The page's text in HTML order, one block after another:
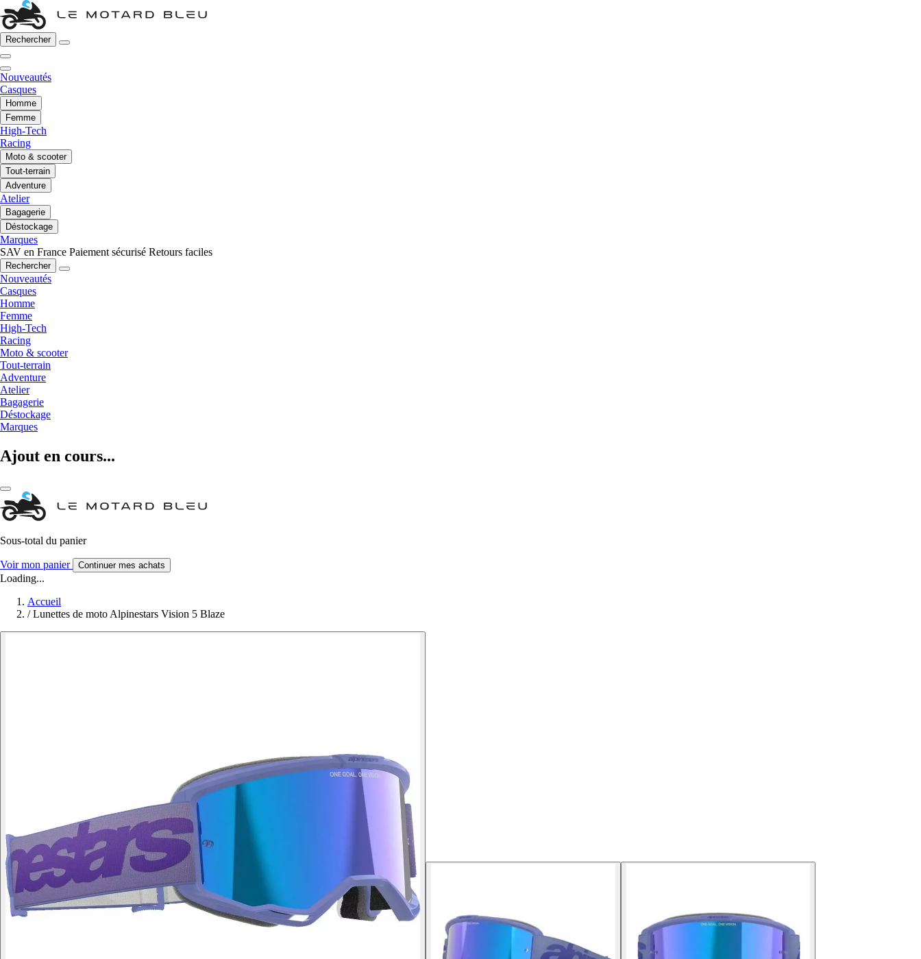
Rechercher
Nouveautés
Casques
Homme
Femme
High-Tech
Racing
Moto & scooter
Tout-terrain
Adventure
Atelier
Bagagerie
Déstockage
Marques
SAV en France Paiement sécurisé Retours faciles
Rechercher
Nouveautés
Casques
Homme
Femme
High-Tech
Racing
Moto & scooter
Tout-terrain
Adventure
Atelier
Bagagerie
Déstockage
Marques
Ajout en cours...
Sous-total du panier
Voir mon panier Continuer mes achats
Loading...
Accueil
/ Lunettes de moto Alpinestars Vision 5 Blaze